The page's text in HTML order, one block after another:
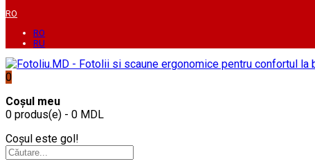
RO
RO
RU
0
Coșul meu
0 produs(e) - 0 MDL
Coșul este gol!